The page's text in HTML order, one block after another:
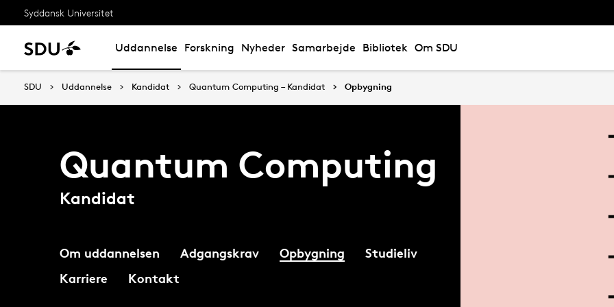
Syddansk Universitet
Uddannelse Forskning Nyheder Samarbejde Bibliotek Om SDU
SDU Uddannelse Kandidat Quantum Computing – Kandidat Opbygning
Quantum Computing
Kandidat
Om uddannelsen Adgangskrav Opbygning
Studieliv
Karriere
Kontakt